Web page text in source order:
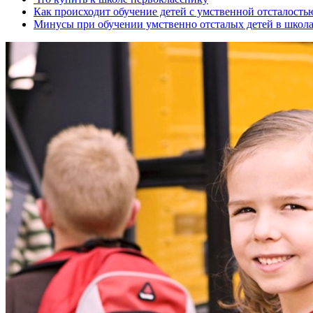
Как происходит обучение детей с умственной
Минусы при обучении умственно отсталых детей в